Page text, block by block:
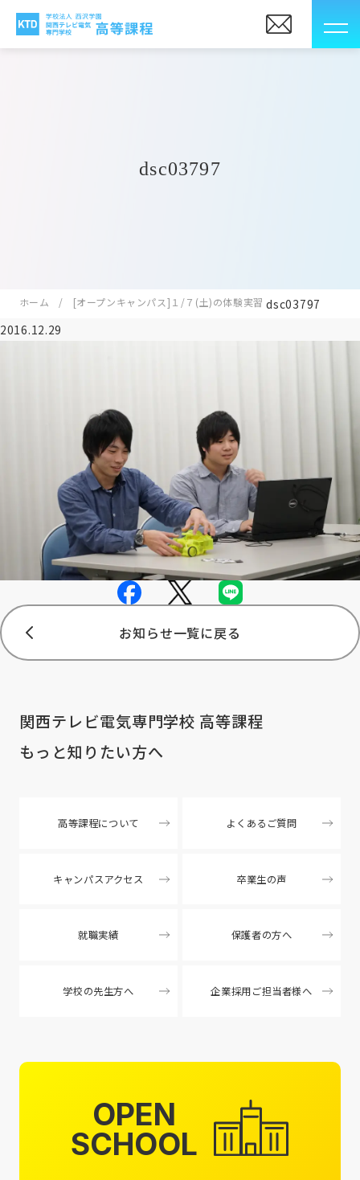
dsc03797
ホーム [オープンキャンパス]１/７(土)の体験実習 dsc03797
2016.12.29
お知らせ一覧に戻る
関西テレビ電気専門学校 高等課程
もっと知りたい方へ
高等課程について よくあるご質問
キャンパスアクセス 卒業生の声
就職実績 保護者の方へ
学校の先生方へ 企業採用ご担当者様へ
OPEN
SCHOOL